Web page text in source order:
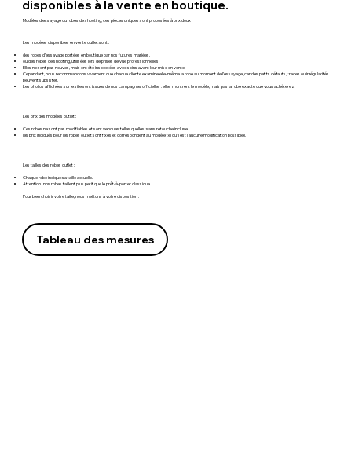
disponibles à la vente en boutique.
Modèles d’essayage ou robes de shooting, ces pièces uniques sont proposées à prix doux
Les modèles disponibles en vente outlet sont :
des robes d’essayage portées en boutique par nos futures mariées,
ou des robes de shooting, utilisées lors de prises de vue professionnelles.
Elles ne sont pas neuves, mais ont été inspectées avec soins avant leur mise en vente.
Cependant, nous recommandons vivement que chaque cliente examine elle-même la robe au moment de l’essayage, car des petits défauts, traces ou irrégularités
peuvent subsister.
Les photos affichées sur le site sont issues de nos campagnes officielles : elles montrent le modèle, mais pas la robe exacte que vous achèterez.
Les prix des modèles outlet :
Ces robes ne sont pas modifiables et sont vendues telles quelles, sans retouche incluse.
les prix indiqués pour les robes outlet sont fixes et correspondent au modèle tel qu’il est (aucune modification possible).
Les tailles des robes outlet :
Chaque robe indique sa taille actuelle.
Attention : nos robes taillent plus petit que le prêt-à-porter classique
Pour bien choisir votre taille, nous mettons à votre disposition :
Tableau des mesures